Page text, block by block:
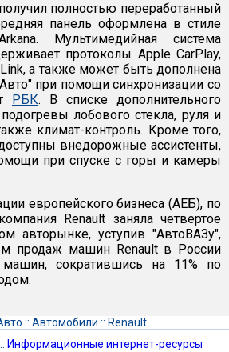
полностью переработанный
панель оформлена в стиле
Мультимедийная система
протоколы Apple CarPlay,
а также может быть дополнена
при помощи синхронизации со
РБК. В списке дополнительного
лобового стекла, руля и
климат-контроль. Кроме того,
внедорожные ассистенты,
при спуске с горы и камеры
европейского бизнеса (АЕБ), по
Renault заняла четвертое
авторынке, уступив "АвтоВАЗу",
продаж машин Renault в России
сократившись на 11% по
:: Автомобили :: Renault
:: Информационные интернет-ресурсы